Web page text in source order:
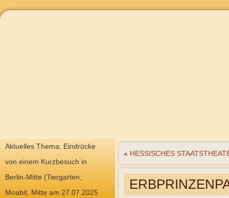
Aktuelles Thema: Eindrücke
von einem Kurzbesuch in
Berlin-Mitte (Tiergarten,
Moabit, Mitte am 27.07.2025
« HESSISCHES